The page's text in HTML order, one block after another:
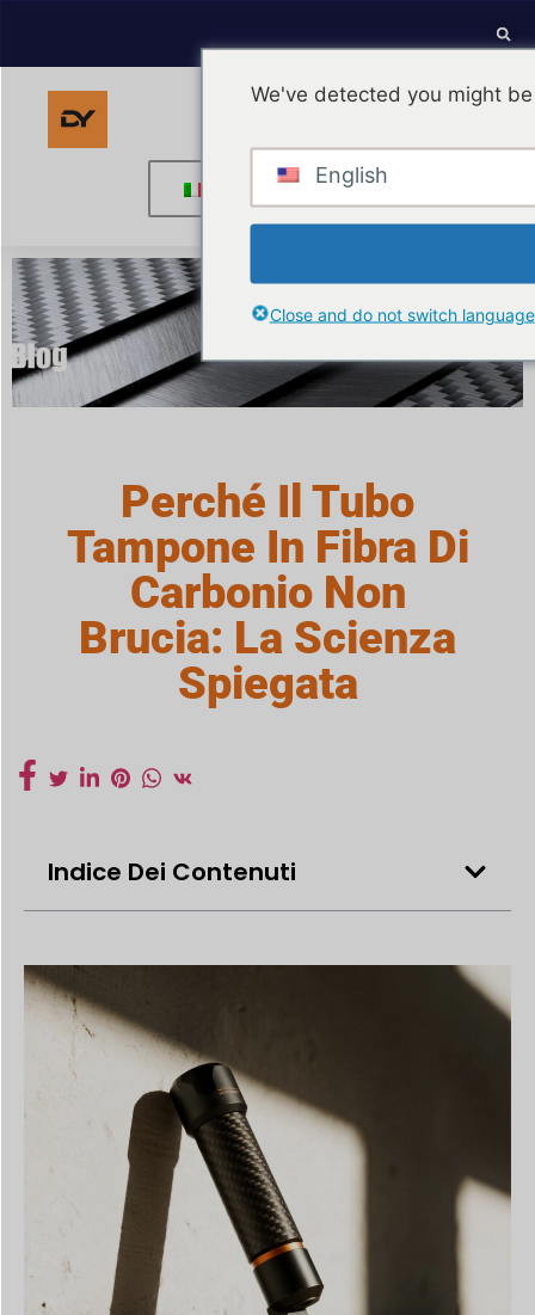
Perché Il Tubo
Tampone In Fibra Di
Carbonio Non
Brucia: La Scienza
Spiegata
Indice Dei Contenuti
We've detected you might
English
Close and do not switch language